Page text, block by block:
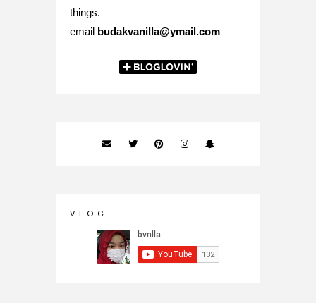
things.
email budakvanilla@ymail.com
V L O G